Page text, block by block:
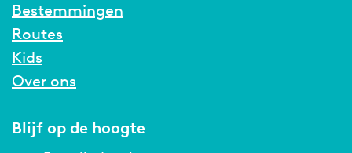
Bestemmingen
Routes
Kids
Over ons
Blijf op de hoogte